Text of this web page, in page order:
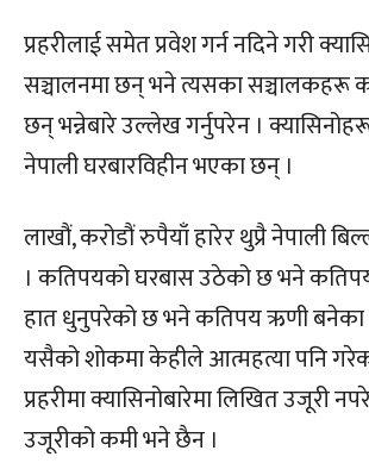
प्रहरीलाई समेत प्रवेश गर्न नदिने गरी
सञ्चालनमा छन् भने त्यसका सञ्चालकहरू
छन् भन्नेबारे उल्लेख गर्नुपरेन ।
नेपाली घरबारविहीन भएका छन् ।
लाखौं, करोडौं रुपैयाँ हारेर थुप्रै नेपाली
। कतिपयको घरबास उठेको छ भने
हात धुनुपरेको छ भने कतिपय ऋणी
यसैको शोकमा केहीले आत्महत्या पनि
प्रहरीमा क्यासिनोबारेमा लिखित उजूरी
उजूरीको कमी भने छैन ।